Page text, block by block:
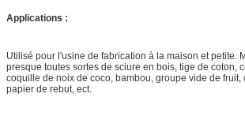
Applications :
Utilisé pour l'usine de fabrication à la maison et petite.
presque toutes sortes de sciure en bois, tige de coton,
coquille de noix de coco, bambou, groupe vide de fruit,
papier de rebut, ect.